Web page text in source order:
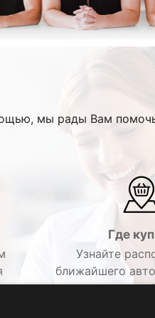
мы рады Вам
Где
Узнайте
ближайшего
дилера